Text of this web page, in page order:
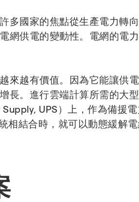
多國家的焦點從生產電力轉
網供電的變動性。電網的電
來越有價值。因為它能讓供
長。進行雲端計算所需的大
UPS）上，作為備援
相結合時，就可以動態緩解